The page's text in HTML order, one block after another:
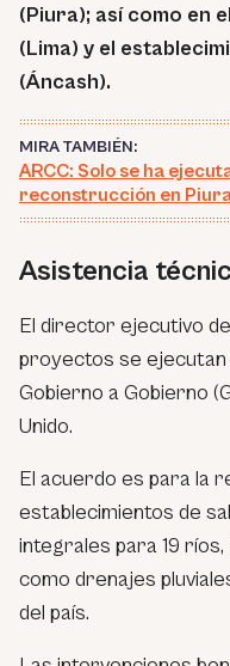
(Piura); así como en
(Lima) y el
(Áncash).
MIRA TAMBIÉN:
ARCC: Solo se ha
reconstrucción en
Asistencia
El director ejecutivo
proyectos se ejecutan
Gobierno a Gobierno
Unido.
El acuerdo es para la
establecimientos de
integrales para 19
como drenajes
del país.